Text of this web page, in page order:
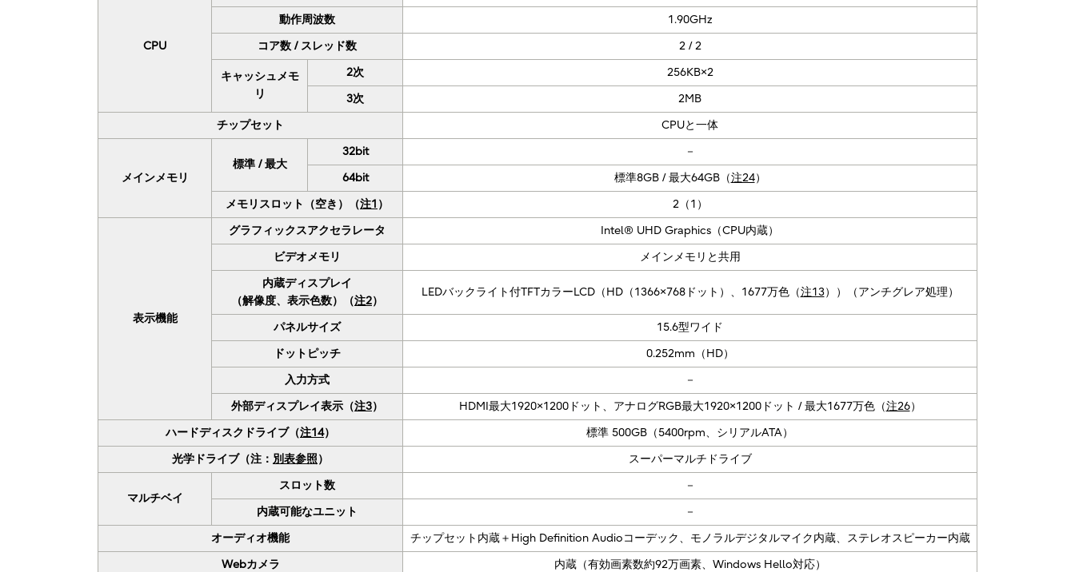
CPU
動作周波数
1.90GHz
コア数 / スレッド数
2 / 2
キャッシュメモ
リ
2次
256KB×2
3次
2MB
チップセット
CPUと一体
メインメモリ
標準 / 最大
32bit
－
64bit
標準8GB / 最大64GB（注24）
メモリスロット（空き）（注1 ） 2（1）
表示機能
グラフィックスアクセラレータ
Intel® UHD Graphics（CPU内蔵）
ビデオメモリ
メインメモリと共用
内蔵ディスプレイ
（解像度、表示色数）（注2）
LEDバックライト付TFTカラーLCD（HD（1366×768ドット）、1677万色（注13））（アンチグレア処理）
パネルサイズ
15.6型ワイド
ドットピッチ
0.252mm（HD）
入力方式
－
外部ディスプレイ表示（注3） HDMI最大1920×1200ドット、アナログRGB最大1920×1200ドット / 最大1677万色（注26）
ハードディスクドライブ（注14）
標準 500GB（5400rpm、シリアルATA）
光学ドライブ（注： 別表参照） スーパーマルチドライブ
マルチベイ
スロット数
－
内蔵可能なユニット
－
オーディオ機能
チップセット内蔵＋High Definition Audioコーデック、モノラルデジタルマイク内蔵、ステレオスピーカー内蔵
Webカメラ
内蔵（有効画素数約92万画素、Windows Hello対応）